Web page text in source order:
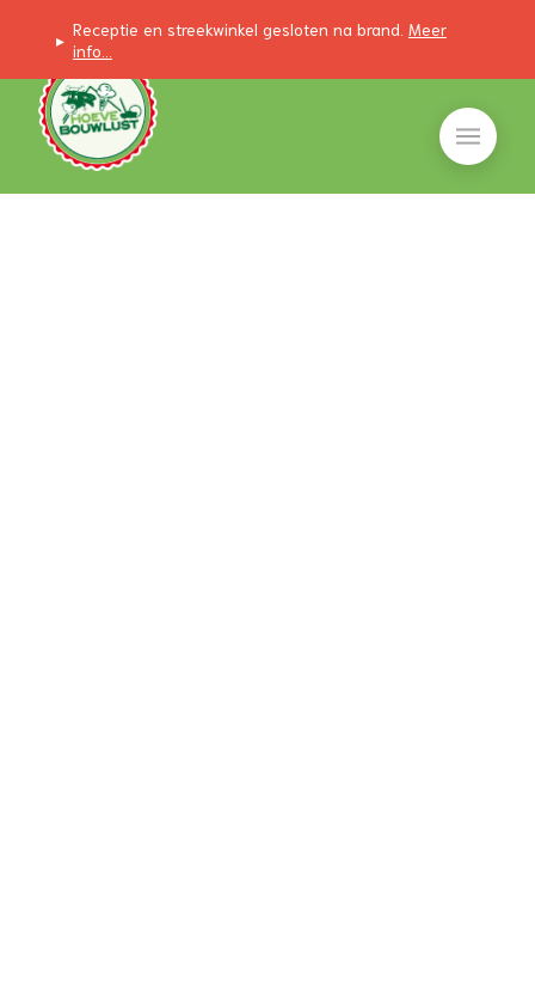
▸ Receptie en streekwinkel gesloten na brand. Meer
info...